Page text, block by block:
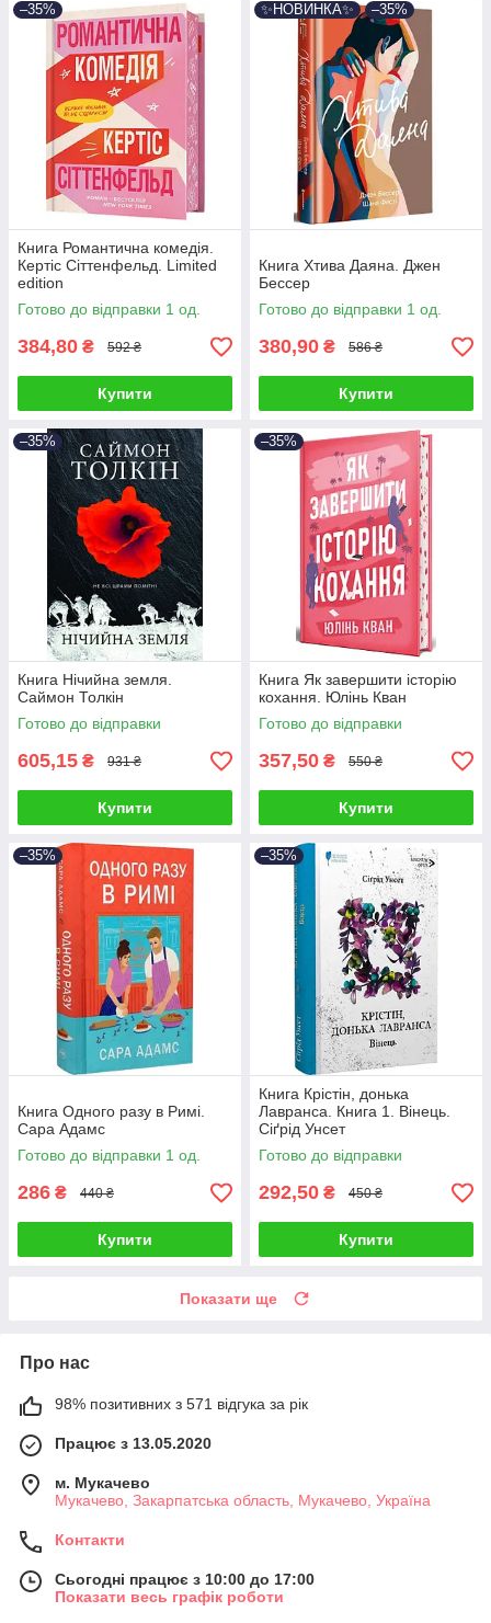
–35%
Книга Романтична комедія.
Кертіс Сіттенфельд. Limited
edition
Готово до відправки 1 од.
384,80 ₴ 592 ₴
Купити
✨НОВИНКА✨ –35%
Книга Хтива Даяна. Джен
Бессер
Готово до відправки 1 од.
380,90 ₴ 586 ₴
Купити
–35%
Книга Нічийна земля.
Саймон Толкін
Готово до відправки
605,15 ₴ 931 ₴
Купити
–35%
Книга Як завершити історію
кохання. Юлінь Кван
Готово до відправки
357,50 ₴ 550 ₴
Купити
–35%
Книга Одного разу в Римі.
Сара Адамс
Готово до відправки 1 од.
286 ₴ 440 ₴
Купити
–35%
Книга Крістін, донька
Лавранса. Книга 1. Вінець.
Сіґрід Унсет
Готово до відправки
292,50 ₴ 450 ₴
Купити
Показати ще
Про нас
98% позитивних з 571 відгука за рік
Працює з 13.05.2020
м. Мукачево
Мукачево, Закарпатська область, Мукачево, Україна
Контакти
Сьогодні працює з 10:00 до 17:00
Показати весь графік роботи